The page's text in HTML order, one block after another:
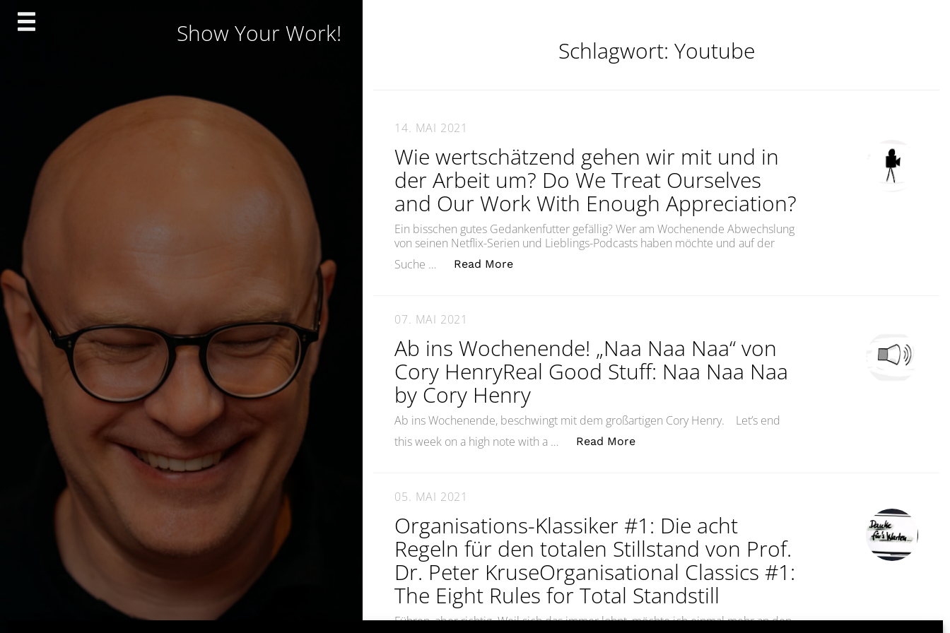
Skip
Show Your Work!
Schlagwort: Youtube
14. MAI 2021
Wie wertschätzend gehen wir mit und in
der Arbeit um? Do We Treat Ourselves
and Our Work With Enough Appreciation?
Ein bisschen gutes Gedankenfutter gefällig? Wer am Wochenende Abwechslung
von seinen Netflix-Serien und Lieblings-Podcasts haben möchte und auf der
Suche …
Read More„Wie wertschätzend gehen wir mit und in der Arbeit um? Do We Treat
07. MAI 2021
Ab ins Wochenende! „Naa Naa Naa“ von
Cory HenryReal Good Stuff: Naa Naa Naa
by Cory Henry
Ab ins Wochenende, beschwingt mit dem großartigen Cory Henry. Let’s end
this week on a high note with a …
Read More„Ab ins Wochenende! „Naa Naa Naa“ von Cory
05. MAI 2021
Organisations-Klassiker #1: Die acht
Regeln für den totalen Stillstand von Prof.
Dr. Peter KruseOrganisational Classics #1:
The Eight Rules for Total Standstill
Führen, aber richtig. Weil sich das immer lohnt, möchte ich einmal mehr an den